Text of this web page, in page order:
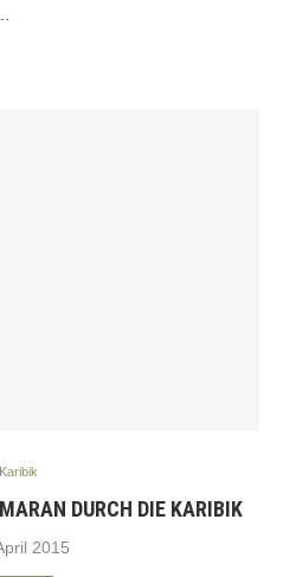
Karibik
DURCH DIE KARIBIK
2015